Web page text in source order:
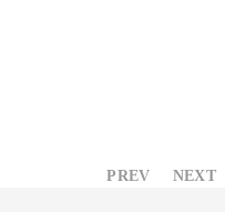
PREV NEXT